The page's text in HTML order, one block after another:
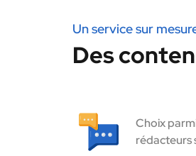
Un service sur
Des
Choix
rédacteurs